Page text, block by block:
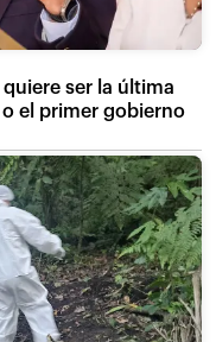
ser la última
el primer gobierno